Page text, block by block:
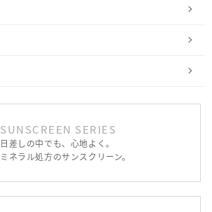
SUNSCREEN SERIES
日差しの中でも、心地よく。
ミネラル処方のサンスクリーン。